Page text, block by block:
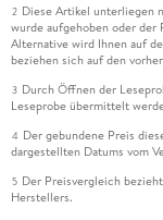
2 Diese Artikel unterliegen
wurde aufgehoben oder
Alternative wird Ihnen auf
beziehen sich auf den
3 Durch Öffnen der
Leseprobe übermittelt
4 Der gebundene Preis
dargestellten Datums vom
5 Der Preisvergleich
Herstellers.